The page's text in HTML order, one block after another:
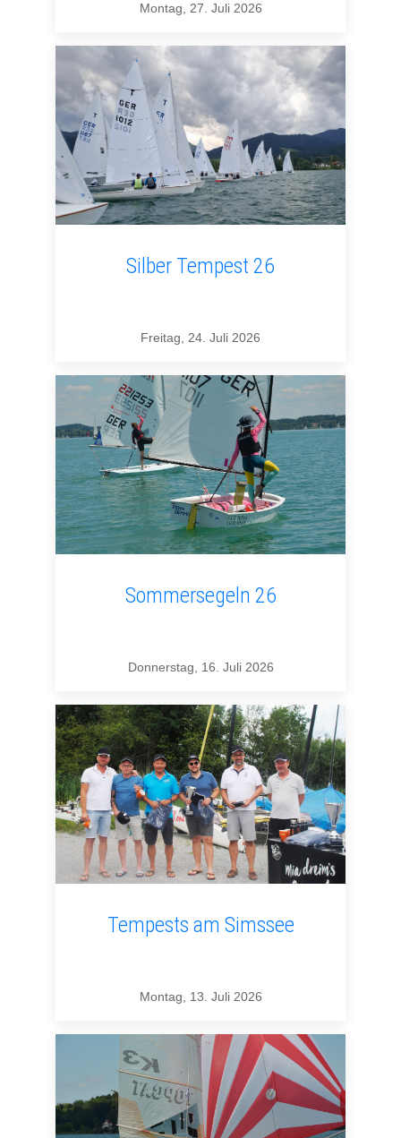
Montag, 27. Juli 2026
Silber Tempest 26
Freitag, 24. Juli 2026
Sommersegeln 26
Donnerstag, 16. Juli 2026
Tempests am Simssee
Montag, 13. Juli 2026